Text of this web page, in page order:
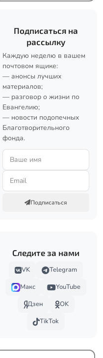
Подписаться на
рассылку
Каждую неделю в вашем
почтовом ящике:
— анонсы лучших
материалов;
— разговор о жизни по
Евангелию;
— новости подопечных
Благотворительного
фонда.
Подписаться
Следите за нами
VK
Telegram
Макс
YouTube
Дзен
OK
TikTok